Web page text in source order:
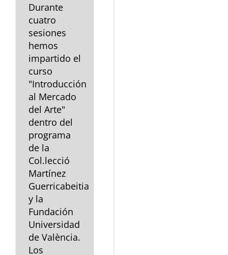
Durante
cuatro
sesiones
hemos
impartido el
curso
"Introducción
al Mercado
del Arte"
dentro del
programa
de la
Col.lecció
Martínez
Guerricabeitia
y la
Fundación
Universidad
de València.
Los